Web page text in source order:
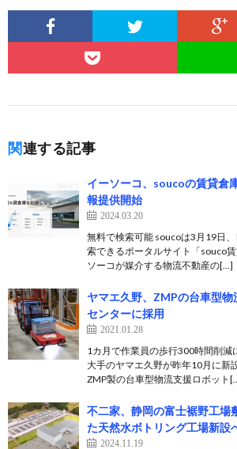
関連する記事
イーソーコ、soucoの賃貸倉
報提供開始
2024.03.20
無料で検索可能 soucoは3月19日
索できるポータルサイト「souco
ソーコが媒介する物流不動産の[…]
ヤマエ久野、ZMPの台車型
センターに採用
2021.01.28
1カ月で作業員の歩行300時間削減
大手のヤマエ久野が昨年10月に新
ZMP製の台車型物流支援ロボット
不二家、静岡の富士裾野工場
た天然水ボトリング工場新設
2024.11.19